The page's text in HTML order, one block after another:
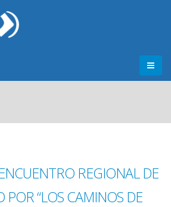
REGIONAL DE
POR “LOS CAMINOS DE